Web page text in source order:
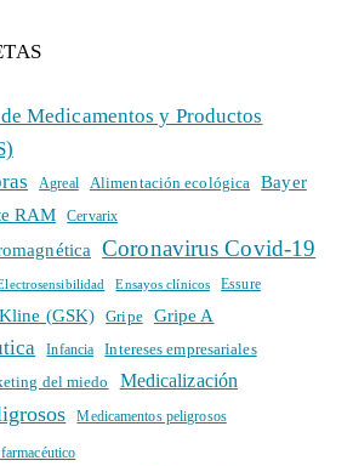
Medicamentos y Productos
Agreal Alimentación ecológica Bayer
RAM Cervarix
Coronavirus Covid-19
Ensayos clínicos Essure
(GSK) Gripe Gripe A
Infancia
Intereses empresariales
del miedo Medicalización
Medicamentos peligrosos